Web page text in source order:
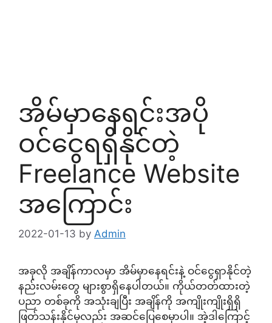
အိမ်မှာနေရင်းအပို
ဝင်ငွေရရှိနိုင်တဲ့
Freelance Website
အကြောင်း
2022-01-13 by Admin
အခုလို အချိန်ကာလမှာ အိမ်မှာနေရင်းနဲ့ ဝင်ငွေရှာနိုင်တဲ့
နည်းလမ်းတွေ များစွာရှိနေပါတယ်။ ကိုယ်တတ်ထားတဲ့
ပညာ တစ်ခုကို အသုံးချပြီး အချိန်ကို အကျိုးကျိုးရှိရှိ
ဖြတ်သန်းနိုင်မှလည်း အဆင်ပြေစေမှာပါ။ အဲ့ဒါကြောင့်